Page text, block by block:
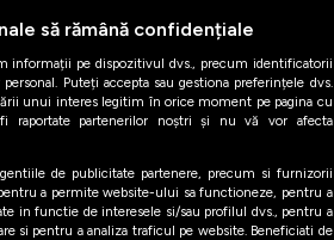
să rămână confidențiale
informații pe dispozitivul dvs., precum identificatorii
Puteți accepta sau gestiona preferințele dvs.
unui interes legitim în orice moment pe pagina cu
raportate partenerilor noștri și nu vă vor afecta
de publicitate partenere, precum si furnizorii
a permite website-ului sa functioneze, pentru a
in functie de interesele si/sau profilul dvs., pentru a
si pentru a analiza traficul pe website. Beneficiati de